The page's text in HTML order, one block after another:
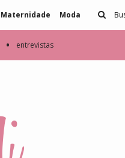
Maternidade Moda
• entrevistas